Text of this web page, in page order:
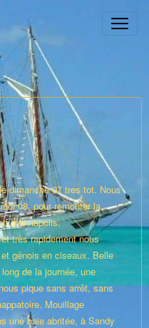
dimanche 07 tres tot. Nous
08, pour remonter la
d'Annapolis.
très rapidement nous
génois en ciseaux. Belle
de la journée, une
pique sans arrêt, sans
Mouillage
une baie abritée, à Sandy